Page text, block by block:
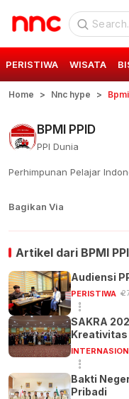
PERISTIWA WISATA
Home Nnc hype
BPMI PPID
PPI Dunia
Perhimpunan Pelajar
Bagikan Via
Artikel dari BPMI
Audiensi
PERISTIWA
SAKRA
Bakti
Pribadi